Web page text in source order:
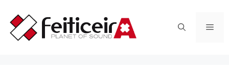
contenido